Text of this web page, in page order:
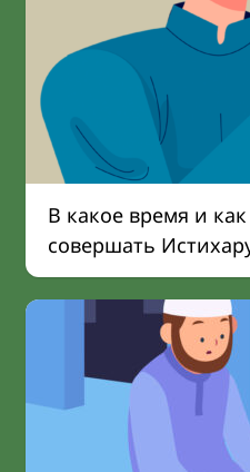
В какое время и
совершать